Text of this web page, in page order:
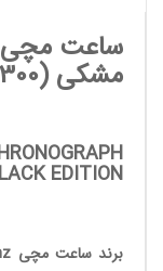
ساعت مچی
مشکی(300 متری)
EDITION
برند ساعت مچی